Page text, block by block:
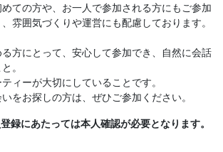
ての方や、お一人で参加される方にもご参加
雰囲気づくりや運営にも配慮しております。
方にとって、安心して参加でき、自然に会話
。
ィーが大切にしていることです。
をお探しの方は、ぜひご参加ください。
録にあたっては本人確認が必要となります。